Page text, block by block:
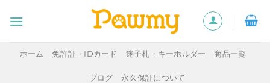
ホーム 免許証・IDカード 迷子札・キーホルダー 商品一覧
ブログ 永久保証について